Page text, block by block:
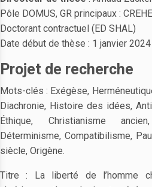
Pôle DOMUS, GR principaux :
Doctorant contractuel (ED SHAL)
Date début de thèse : 1 janvier 2024
Projet de recherche
Mots-clés : Exégèse,
Diachronie, Histoire des idées,
Éthique, Christianisme
Déterminisme, Compatibilisme,
siècle, Origène.
Titre : La liberté de l’homme